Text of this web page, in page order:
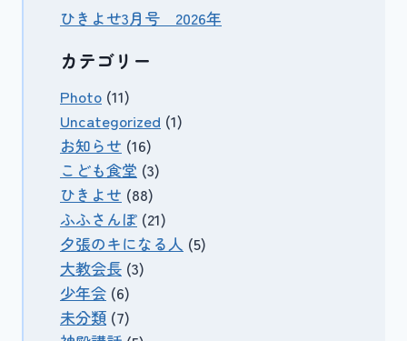
ひきよせ3月号 2026年
カテゴリー
Photo (11)
Uncategorized (1)
お知らせ (16)
こども食堂 (3)
ひきよせ (88)
ふふさんぽ (21)
夕張のキになる人 (5)
大教会長 (3)
少年会 (6)
未分類 (7)